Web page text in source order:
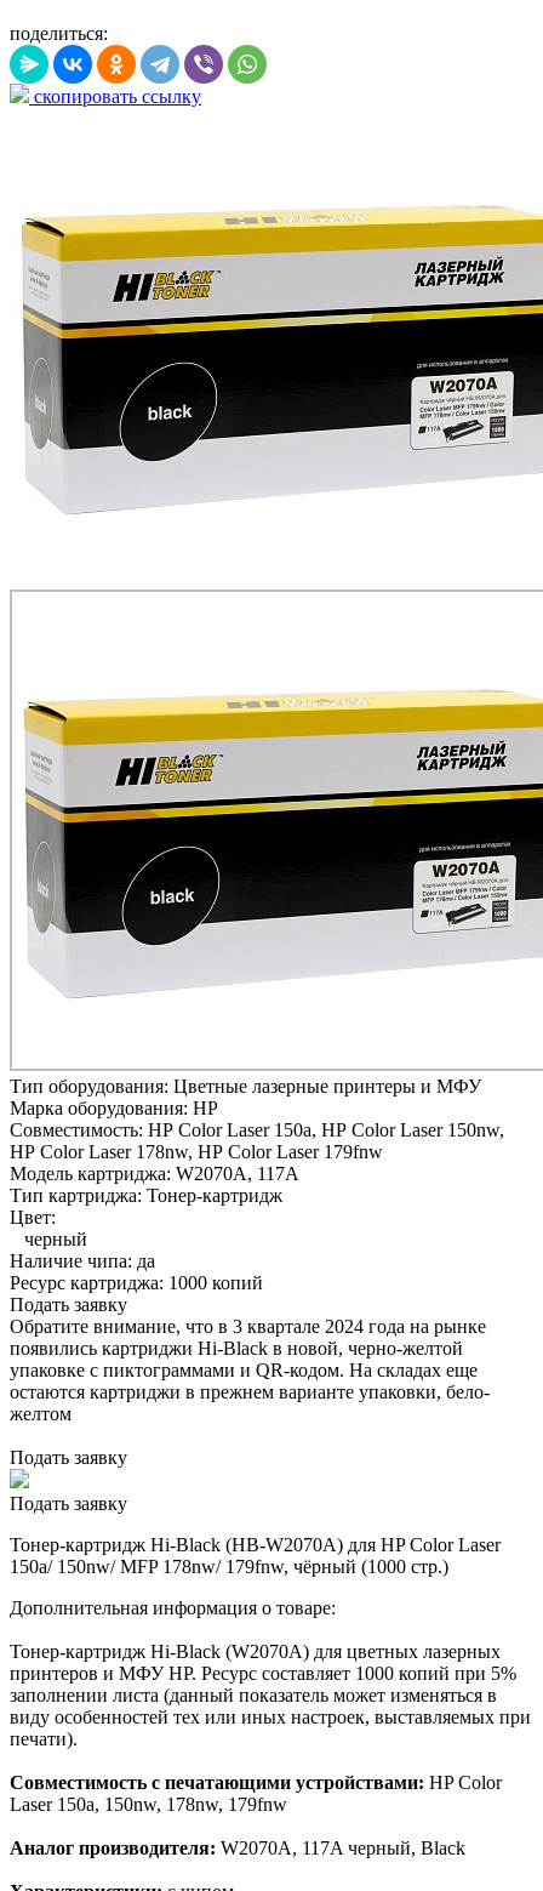
поделиться:
скопировать ссылку
Тип оборудования: Цветные лазерные принтеры и МФУ
Марка оборудования: HP
Совместимость: HP Color Laser 150a, HP Color Laser 150nw,
HP Color Laser 178nw, HP Color Laser 179fnw
Модель картриджа: W2070A, 117A
Тип картриджа: Тонер-картридж
Цвет:
черный
Наличие чипа: да
Ресурс картриджа: 1000 копий
Подать заявку
Обратите внимание, что в 3 квартале 2024 года на рынке
появились картриджи Hi-Black в новой, черно-желтой
упаковке с пиктограммами и QR-кодом. На складах еще
остаются картриджи в прежнем варианте упаковки, бело-
желтом
Подать заявку
Подать заявку
Тонер-картридж Hi-Black (HB-W2070A) для HP Color Laser
150a/ 150nw/ MFP 178nw/ 179fnw, чёрный (1000 стр.)
Дополнительная информация о товаре:
Тонер-картридж Hi-Black (W2070A) для цветных лазерных
принтеров и МФУ HP. Ресурс составляет 1000 копий при 5%
заполнении листа (данный показатель может изменяться в
виду особенностей тех или иных настроек, выставляемых при
печати).
Совместимость с печатающими устройствами: HP Color
Laser 150a, 150nw, 178nw, 179fnw
Аналог производителя: W2070A, 117A черный, Black